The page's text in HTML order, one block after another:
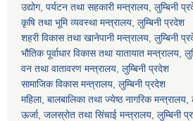
उद्योग, पर्यटन तथा सहकारी मन्त्रालय, लुम्बिनी
कृषि तथा भूमि व्यवस्था मन्त्रालय, लुम्बिनी प्रदेश
शहरी विकास तथा खानेपानी मन्त्रालय, लुम्बिनी
भौतिक पूर्वाधार विकास तथा यातायात मन्त्रालय,
वन तथा वातावरण मन्त्रालय, लुम्बिनी प्रदेश
सामाजिक विकास मन्त्रालय, लुम्बिनी प्रदेश
महिला, बालबालिका तथा ज्येष्ठ नागरिक मन्त्रालय,
ऊर्जा, जलस्रोत तथा सिंचाई मन्त्रालय, लुम्बिनी